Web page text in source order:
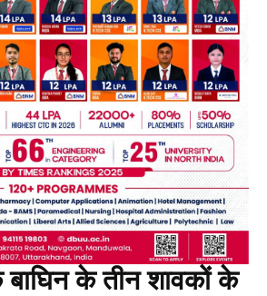
के तीन शावकों के